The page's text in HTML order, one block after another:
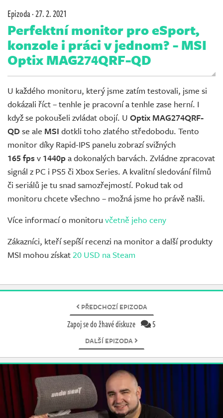
Epizoda ·27. 2. 2021
Perfektní monitor pro eSport,
konzole i práci v jednom? - MSI
Optix MAG274QRF-QD
U každého monitoru, který jsme zatím testovali, jsme si
dokázali říct – tenhle je pracovní a tenhle zase herní. I
když se pokoušeli zvládat obojí. U Optix MAG274QRF-
QDse ale MSI dotkli toho zlatého středobodu. Tento
monitor díky Rapid-IPS panelu zobrazí svižných
165 fps v 1440pa dokonalých barvách. Zvládne zpracovat
signál z PC i PS5 či Xbox Series. A kvalitní sledování filmů
či seriálů je tu snad samozřejmostí. Pokud tak od
monitoru chcete všechno – možná jsme ho právě našli.
Více informací o monitoru včetně jeho ceny
Zákazníci, kteří sepíší recenzi na monitor a další produkty
MSI mohou získat20 USD na Steam
PŘEDCHOZÍ EPIZODA
Zapoj se do žhavé diskuze 5
DALŠÍ EPIZODA